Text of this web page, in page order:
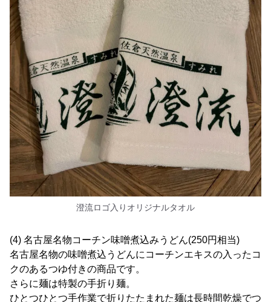
澄流ロゴ入りオリジナルタオル
(4) 名古屋名物コーチン味噌煮込みうどん(250円相当)
名古屋名物の味噌煮込うどんにコーチンエキスの入ったコ
クのあるつゆ付きの商品です。
さらに麺は特製の手折り麺。
ひとつひとつ手作業で折りたたまれた麺は長時間乾燥でつ